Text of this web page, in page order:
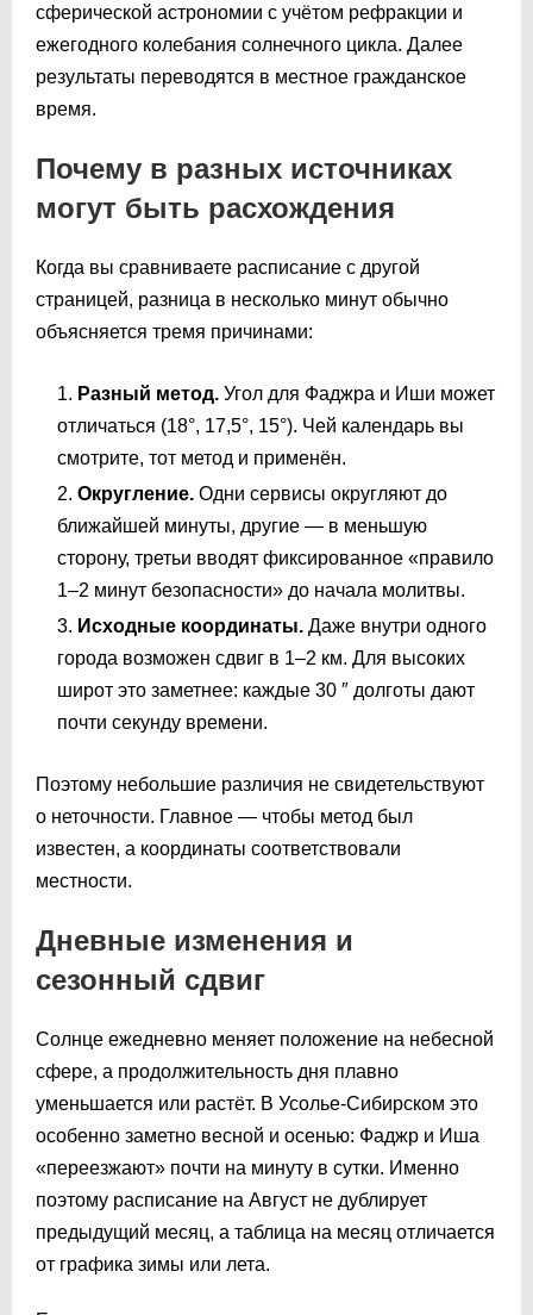
сферической астрономии с учётом рефракции и
ежегодного колебания солнечного цикла. Далее
результаты переводятся в местное гражданское
время.
Почему в разных источниках
могут быть расхождения
Когда вы сравниваете расписание с другой
страницей, разница в несколько минут обычно
объясняется тремя причинами:
Разный метод. Угол для Фаджра и Иши может
отличаться (18°, 17,5°, 15°). Чей календарь вы
смотрите, тот метод и применён.
Округление. Одни сервисы округляют до
ближайшей минуты, другие — в меньшую
сторону, третьи вводят фиксированное «правило
1–2 минут безопасности» до начала молитвы.
Исходные координаты. Даже внутри одного
города возможен сдвиг в 1–2 км. Для высоких
широт это заметнее: каждые 30 ″ долготы дают
почти секунду времени.
Поэтому небольшие различия не свидетельствуют
о неточности. Главное — чтобы метод был
известен, а координаты соответствовали
местности.
Дневные изменения и
сезонный сдвиг
Солнце ежедневно меняет положение на небесной
сфере, а продолжительность дня плавно
уменьшается или растёт. В Усолье-Сибирском это
особенно заметно весной и осенью: Фаджр и Иша
«переезжают» почти на минуту в сутки. Именно
поэтому расписание на Август не дублирует
предыдущий месяц, а таблица на месяц отличается
от графика зимы или лета.